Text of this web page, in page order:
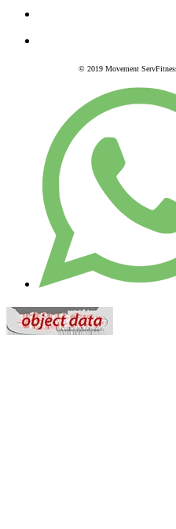
© 2019 Movement